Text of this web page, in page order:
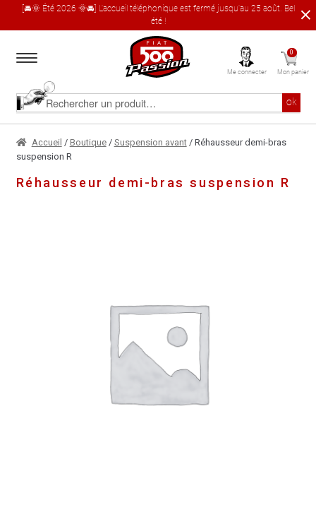
[🚘🌞 Été 2026 🌞🚘] L'accueil téléphonique est fermé jusqu'au 25 août. Bel
été !
à
navigation
au
contenu
Rechercher
produit
ok
Accueil
Le catalogue produit
À propos
Me connecter
0
Mon panier
Accueil / Boutique/ Suspension avant/ Réhausseur demi-bras
suspension R
Réhausseur demi-bras suspension R